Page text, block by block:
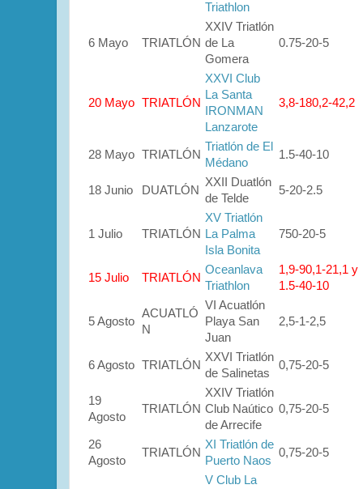
Triathlon
6 Mayo TRIATLÓN
XXIV Triatlón
de La
Gomera
0.75-20-5
20 Mayo TRIATLÓN
XXVI Club
La Santa
IRONMAN
Lanzarote
3,8-180,2-42,2
28 Mayo TRIATLÓN
Triatlón de El
Médano
1.5-40-10
18 Junio DUATLÓN
XXII Duatlón
de Telde
5-20-2.5
1 Julio TRIATLÓN
XV Triatlón
La Palma
Isla Bonita
750-20-5
15 Julio TRIATLÓN
Oceanlava
Triathlon
1,9-90,1-21,1 y
1.5-40-10
5 Agosto
ACUATLÓ
N
VI Acuatlón
Playa San
Juan
2,5-1-2,5
6 Agosto TRIATLÓN
XXVI Triatlón
de Salinetas
0,75-20-5
19
Agosto
TRIATLÓN
XXIV Triatlón
Club Naútico
de Arrecife
0,75-20-5
26
Agosto
TRIATLÓN
XI Triatlón de
Puerto Naos
0,75-20-5
V Club La